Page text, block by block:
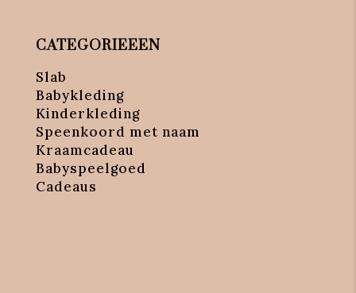
CATEGORIEEEN
Slab
Babykleding
Kinderkleding
Speenkoord met naam
Kraamcadeau
Babyspeelgoed
Cadeaus